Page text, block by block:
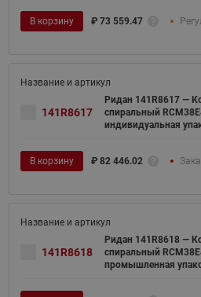
В корзину ₽ 73 559.47
141R8617
Ридан 141R8617 —
спиральный
индивидуальная
В корзину ₽ 82 446.02
141R8618
Ридан 141R8618 —
спиральный
промышленная